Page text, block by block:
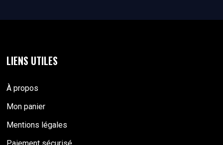
LIENS UTILES
À propos
Mon panier
Mentions légales